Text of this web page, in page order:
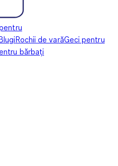
Rochii de varăGeci pentru
bărbați